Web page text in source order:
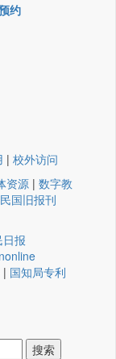
约
| 校外访问
资源 | 数字教
民国旧报刊
日报
| 国知局专利